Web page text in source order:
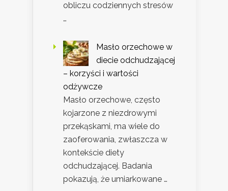
obliczu codziennych stresów
…
Masło orzechowe w
diecie odchudzającej
– korzyści i wartości
odżywcze
Masło orzechowe, często
kojarzone z niezdrowymi
przekąskami, ma wiele do
zaoferowania, zwłaszcza w
kontekście diety
odchudzającej. Badania
pokazują, że umiarkowane …